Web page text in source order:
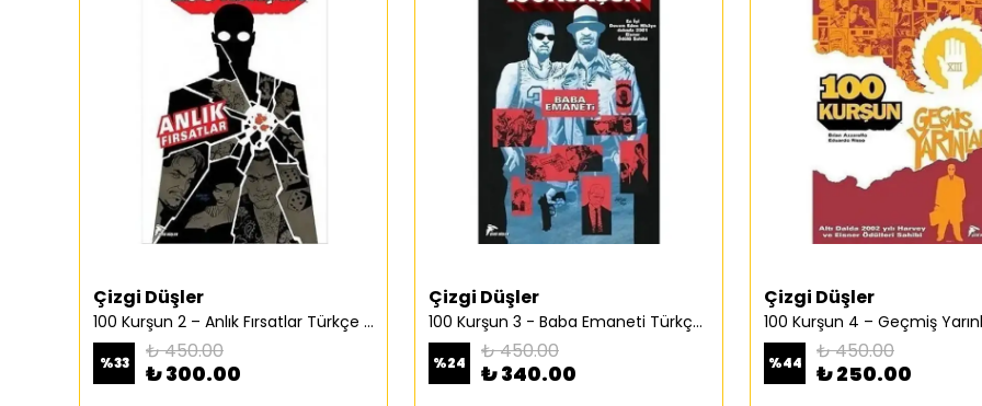
Çizgi Düşler
100 Kurşun 2 – Anlık Fırsatlar Türkçe Çizgi Roman
%33 ₺ 450.00
₺ 300.00
Çizgi Düşler
100 Kurşun 3 - Baba Emaneti Türkçe Çizgi Roman
%24 ₺ 450.00
₺ 340.00
Çizgi Düşler
%44 ₺ 450.00
₺ 250.00